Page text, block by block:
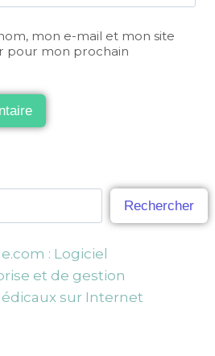
mon e-mail et mon site
pour mon prochain
Rechercher